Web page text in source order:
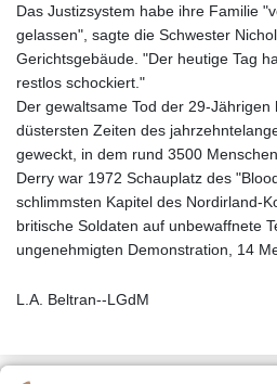
Das Justizsystem habe ihre Familie
gelassen", sagte die Schwester
Gerichtsgebäude. "Der heutige Tag
restlos schockiert."
Der gewaltsame Tod der 29-
düstersten Zeiten des
geweckt, in dem rund 3500
Derry war 1972 Schauplatz des
schlimmsten Kapitel des Nordirland-
britische Soldaten auf unbewaffnete
ungenehmigten Demonstration, 14
L.A. Beltran--LGdM